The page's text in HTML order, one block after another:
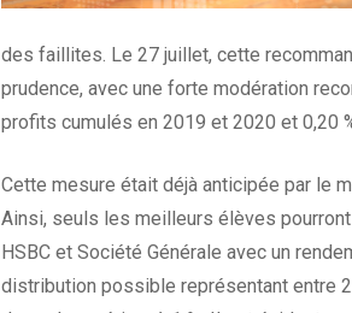
des faillites. Le 27 juillet, cette
prudence, avec une forte modération
profits cumulés en 2019 et 2020 et 0,20
Cette mesure était déjà anticipée par le
Ainsi, seuls les meilleurs élèves
HSBC et Société Générale avec un
distribution possible représentant entre